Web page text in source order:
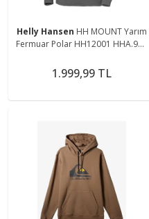
Helly Hansen HH MOUNT Yarım
Fermuar Polar HH12001 HHA.971
1.999,99 TL